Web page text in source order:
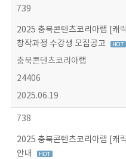
739
2025 충북콘텐츠코리아랩 [캐
창작과정 수강생 모집공고
충북콘텐츠코리아랩
24406
2025.06.19
738
2025 충북콘텐츠코리아랩 [캐
안내